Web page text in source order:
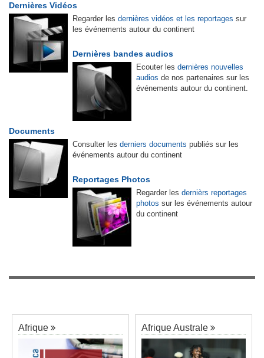
Dernières Vidéos
Regarder les dernières vidéos et les reportages sur
les événements autour du continent
Dernières bandes audios
Ecouter les dernières nouvelles
audios de nos partenaires sur les
événements autour du continent.
Documents
Consulter les derniers documents publiés sur les
événements autour du continent
Reportages Photos
Regarder les dernièrs reportages
photos sur les événements autour
du continent
Afrique Afrique Australe